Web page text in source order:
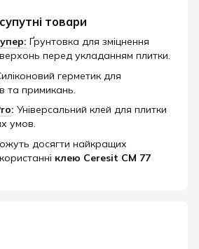
товари
Ґрунтовка для зміцнення
перед укладанням плитки.
герметик для
та примикань.
: Універсальний клей для плитки
умов.​
досягти найкращих
клею Ceresit CM 77